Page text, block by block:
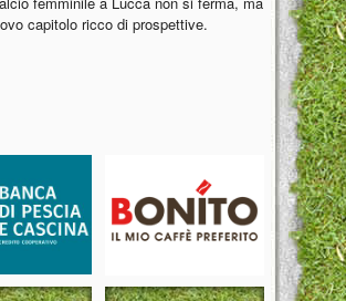
capitolo ricco di prospettive.